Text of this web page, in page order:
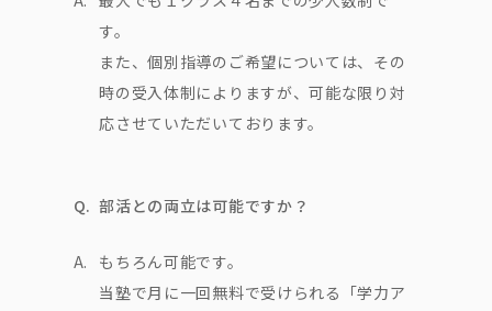
す。
また、個別指導のご希望については、その
時の受入体制によりますが、可能な限り対
応させていただいております。
Q. 部活との両立は可能ですか？
A.
もちろん可能です。
当塾で月に一回無料で受けられる「学力ア